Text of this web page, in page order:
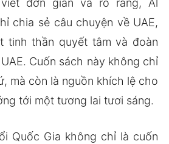
đơn giản và rõ ràng, Al
chia sẻ câu chuyện về UAE,
tinh thần quyết tâm và đoàn
Cuốn sách này không chỉ
mà còn là nguồn khích lệ cho
tới một tương lai tươi sáng.
Quốc Gia không chỉ là cuốn